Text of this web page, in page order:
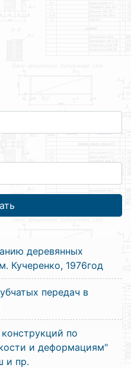
деревянных
Кучеренко, 1976год
передач в
по
и деформациям"
и пр.